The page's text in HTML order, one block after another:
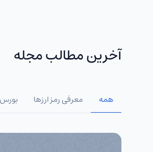
آخرین مطالب مجله
همه معرفی رمز ارزها بورس